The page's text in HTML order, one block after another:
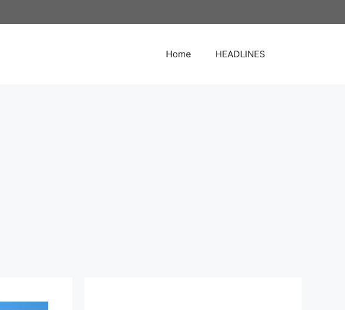
Home HEADLINES